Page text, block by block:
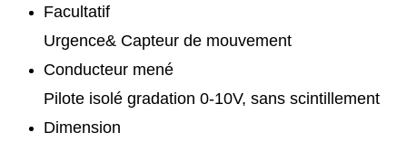
Facultatif
Urgence& Capteur de mouvement
Conducteur mené
Pilote isolé gradation 0-10V, sans scintillement
Dimension